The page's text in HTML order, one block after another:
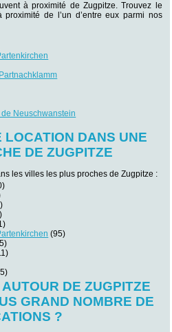
à proximité de Zugpitze. Trouvez le
de l’un d’entre eux parmi nos
Neuschwanstein
LOCATION DANS UNE
DE ZUGPITZE
les villes les plus proches de Zugpitze :
(95)
DE ZUGPITZE
GRAND NOMBRE DE
?